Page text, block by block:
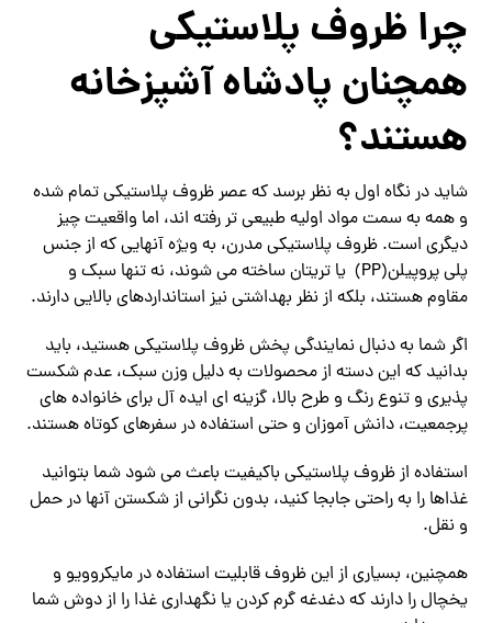
چرا ظروف پلاستیکی
همچنان پادشاه آشپزخانه
هستند؟
شاید در نگاه اول به نظر برسد که عصر ظروف پلاستیکی تمام شده
و همه به سمت مواد اولیه طبیعی ‌تر رفته ‌اند، اما واقعیت چیز
دیگری است. ظروف پلاستیکی مدرن، به ‌ویژه آنهایی که از جنس
پلی ‌پروپیلن(PP) یا تریتان ساخته می‌ شوند، نه‌ تنها سبک و
مقاوم هستند، بلکه از نظر بهداشتی نیز استانداردهای بالایی دارند.
اگر شما به دنبال نمایندگی پخش ظروف پلاستیکی هستید، باید
بدانید که این دسته از محصولات به دلیل وزن سبک، عدم شکست
‌پذیری و تنوع رنگ و طرح بالا، گزینه ‌ای ایده ‌آل برای خانواده ‌های
پرجمعیت، دانش‌ آموزان و حتی استفاده در سفرهای کوتاه هستند.
استفاده از ظروف پلاستیکی باکیفیت باعث می‌ شود شما بتوانید
غذاها را به راحتی جابجا کنید، بدون نگرانی از شکستن آنها در حمل
‌و نقل.
همچنین، بسیاری از این ظروف قابلیت استفاده در مایکروویو و
یخچال را دارند که دغدغه گرم کردن یا نگهداری غذا را از دوش شما